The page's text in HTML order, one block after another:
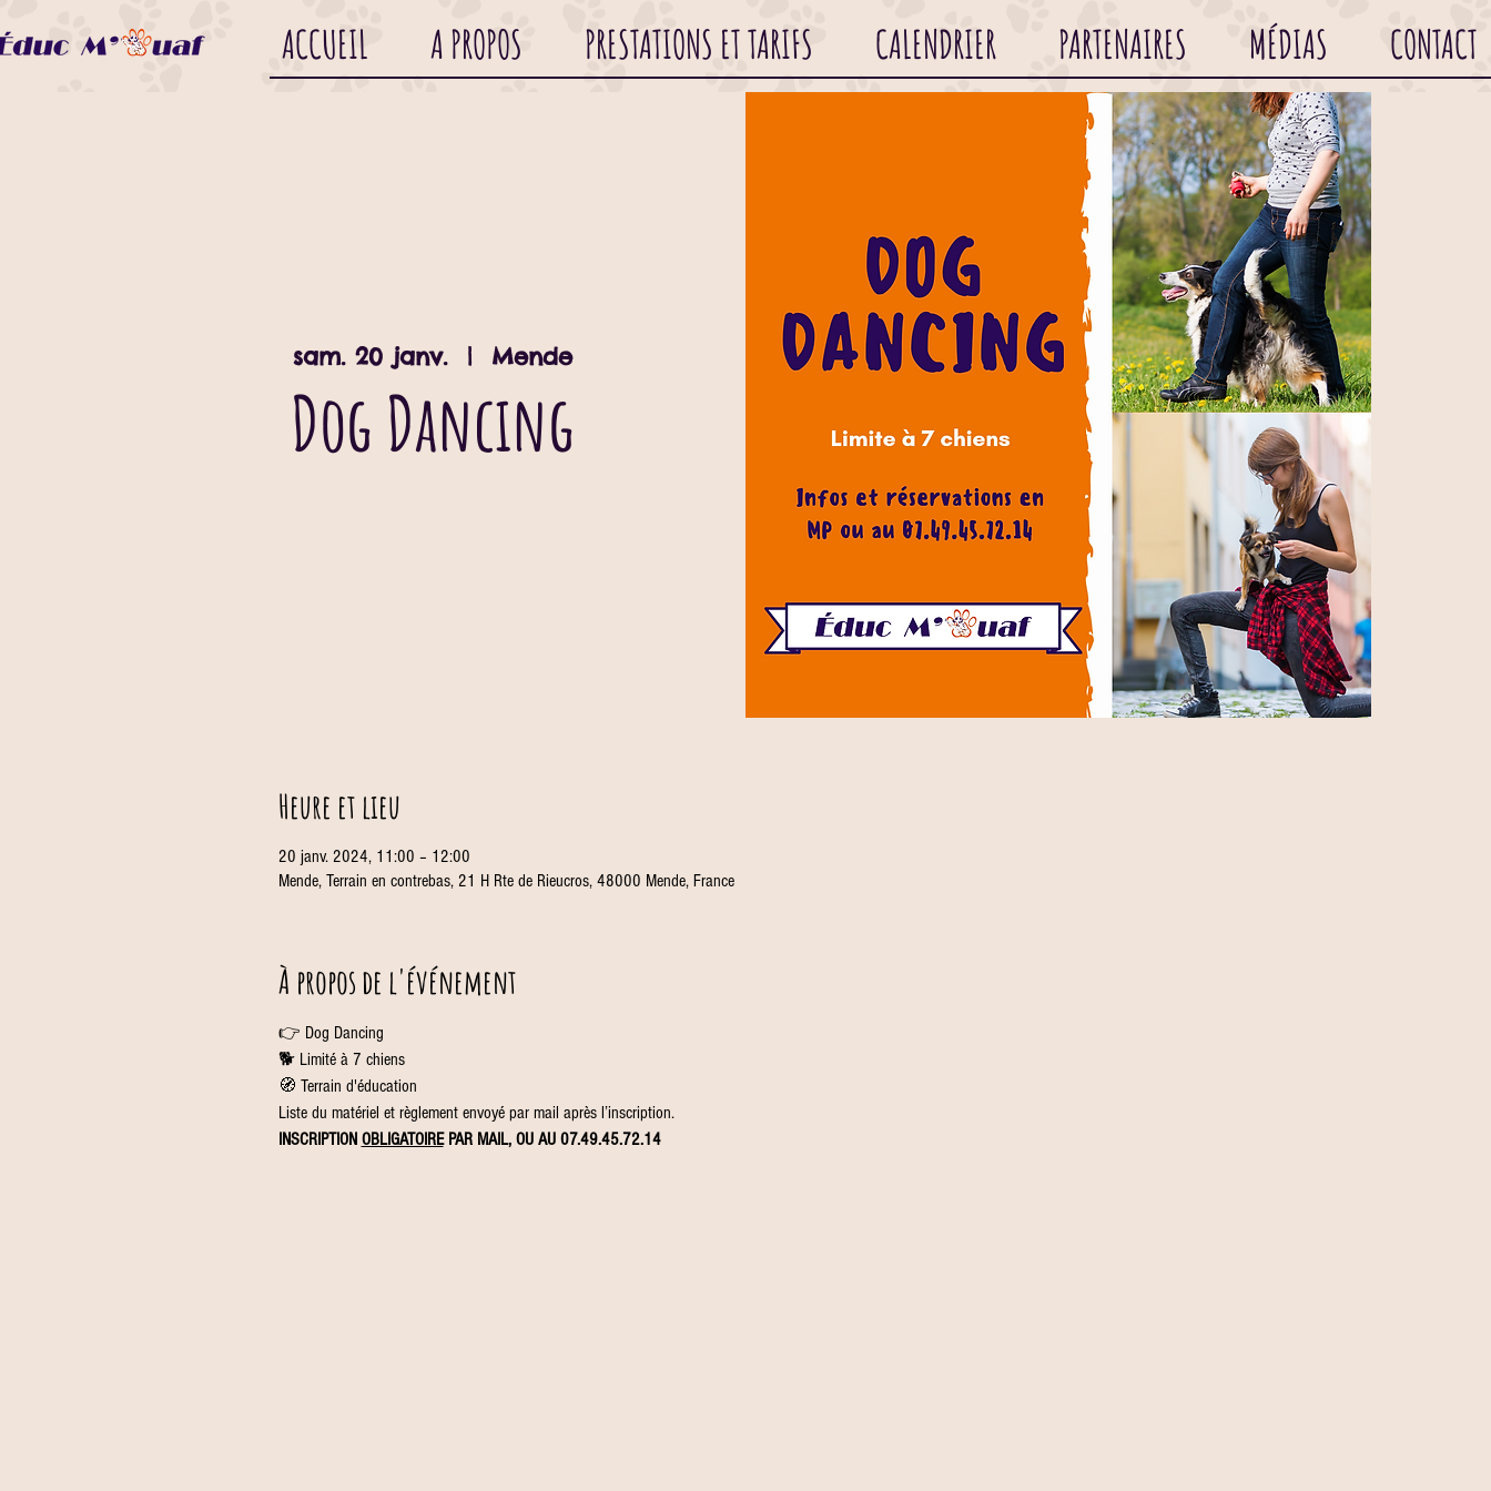
ACCUEIL A PROPOS PRESTATIONS ET TARIFS CALENDRIER PARTENAIRES MÉDIAS CONTACT
sam. 20 janv.
  |
Mende
Dog Dancing
Heure et lieu
20 janv. 2024, 11:00 – 12:00
Mende, Terrain en contrebas, 21 H Rte de Rieucros, 48000 Mende, France
À propos de l'événement
👉 Dog Dancing
🐕 Limité à 7 chiens
🧭 Terrain d'éducation
Liste du matériel et règlement envoyé par mail après l’inscription.
INSCRIPTION OBLIGATOIRE PAR MAIL, OU AU 07.49.45.72.14